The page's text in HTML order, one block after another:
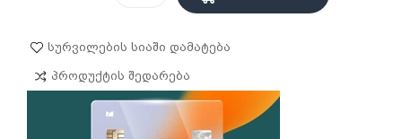
Სურვილების Სიაში Დამატება
Პროდუქტის Შედარება